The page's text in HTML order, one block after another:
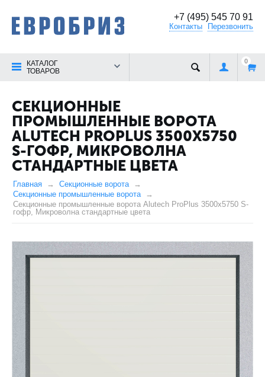
+7 (495) 545 70 91
Контакты Перезвонить
КАТАЛОГ
ТОВАРОВ
0
СЕКЦИОННЫЕ
ПРОМЫШЛЕННЫЕ ВОРОТА
ALUTECH PROPLUS 3500Х5750
S-ГОФР, МИКРОВОЛНА
СТАНДАРТНЫЕ ЦВЕТА
Главная
Секционные ворота
Секционные промышленные ворота
Секционные промышленные ворота Alutech ProPlus 3500х5750 S-
гофр, Микроволна стандартные цвета